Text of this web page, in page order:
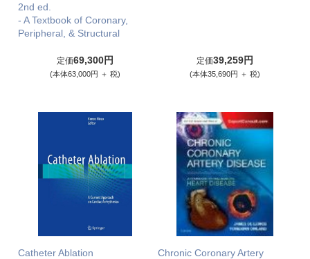
2nd ed.
- A Textbook of Coronary,
Peripheral, & Structural
定価69,300円
(本体63,000円 ＋ 税)
定価39,259円
(本体35,690円 ＋ 税)
Catheter Ablation
Chronic Coronary Artery